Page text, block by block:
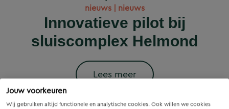
Jouw voorkeuren
Wij gebruiken altijd functionele en analytische cookies. Ook willen we cookies
woningbouwprojecten
krijgen straks
voorrang op het
stroomnet?
Lees meer
nieuws | nieuws
Innovatieve pilot bij
sluiscomplex Helmond
Lees meer
Slim onderzoek
voorkomt onnodige
vervanging van
Eindhovense tunnel
Voorzieningenscan
Drenthe: inzicht voor
vandaag, richting voor
morgen
Wet versterking regie
volkshuisvesting in
werking: wat betekent
dit voor gemeenten?